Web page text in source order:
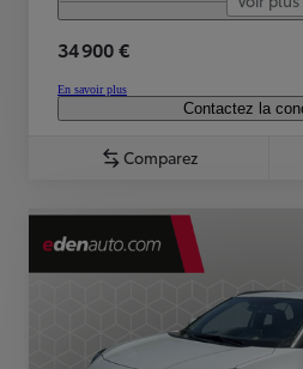
34 900 €
En savoir plus
Contactez la
Comparez